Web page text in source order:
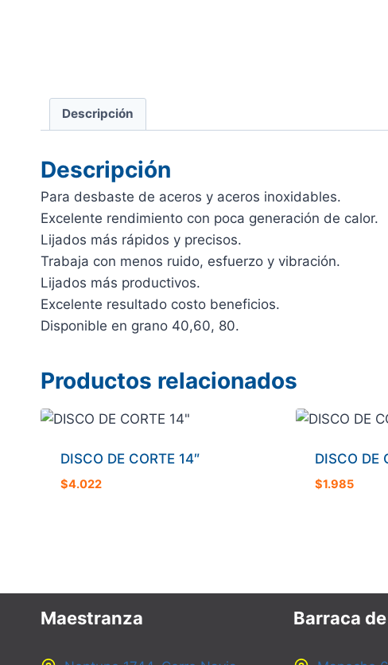
Descripción
Descripción
Para desbaste de aceros y aceros inoxidables.
Excelente rendimiento con poca generación de calor.
Lijados más rápidos y precisos.
Trabaja con menos ruido, esfuerzo y vibración.
Lijados más productivos.
Excelente resultado costo beneficios.
Disponible en grano 40,60, 80.
Productos relacionados
DISCO DE CORTE 14″
$4.022
DISCO DE
$1.985
Maestranza Barraca